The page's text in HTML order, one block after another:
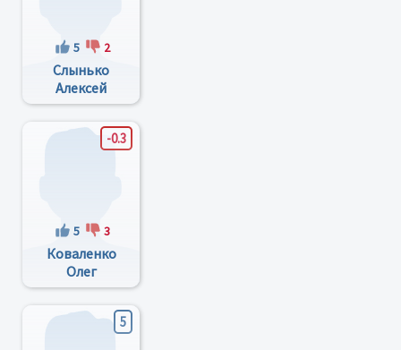
5 2
Слынько
Алексей
Григорьевич
-0.3
5 3
Коваленко
Олег
Александрович
5